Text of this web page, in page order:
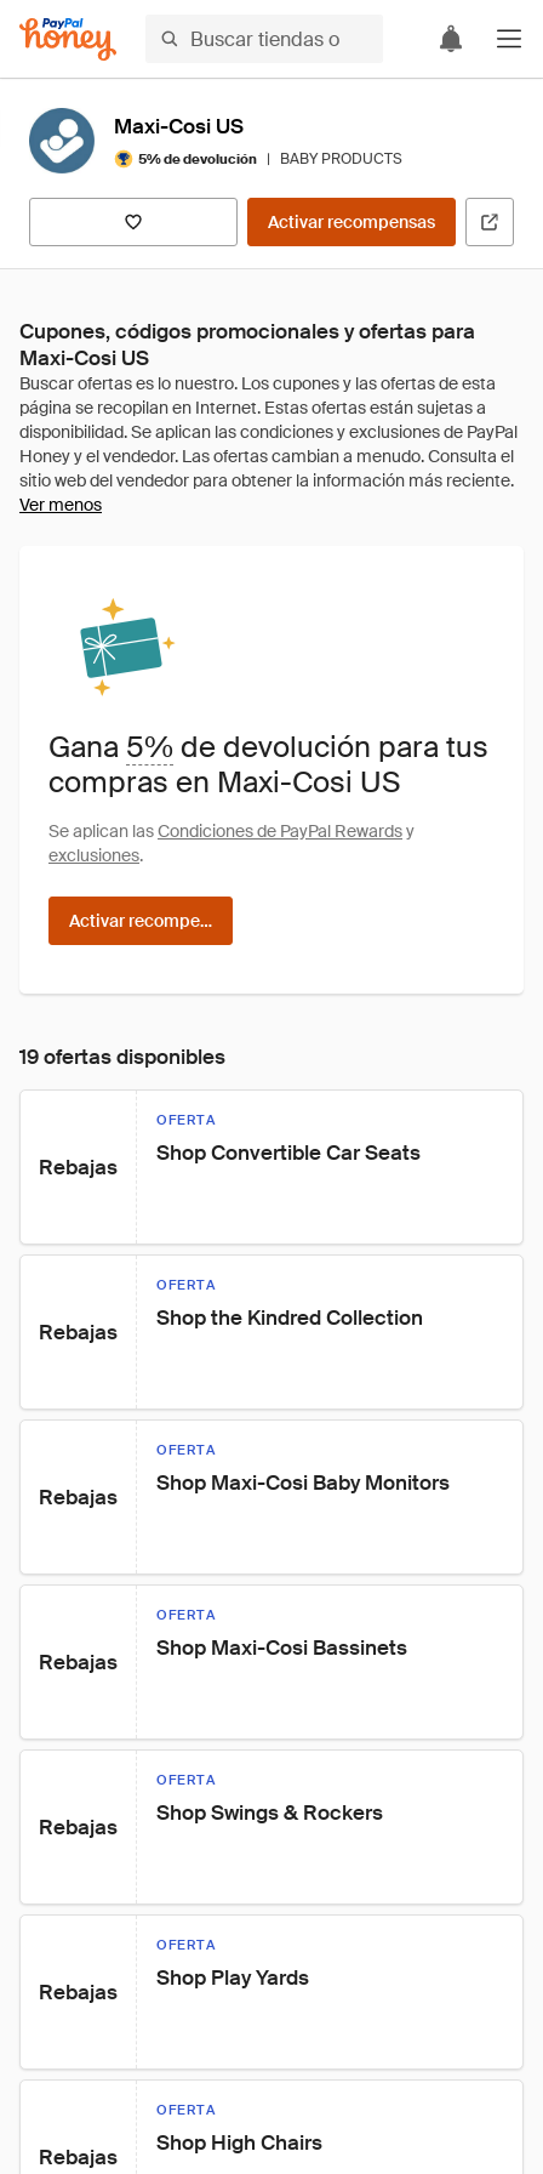
Maxi-Cosi US
5% de devolución | BABY PRODUCTS
Activar recompensas
Cupones, códigos promocionales y ofertas para
Maxi-Cosi US
Ver menos
Gana 5% de devolución para tus
compras en Maxi-Cosi US
Se aplican lasCondiciones de PayPal Rewardsy
exclusiones.
Activar recompensas
19 ofertas disponibles
Rebajas
OFERTA
Shop Convertible Car Seats
Rebajas
OFERTA
Shop the Kindred Collection
Rebajas
OFERTA
Shop Maxi-Cosi Baby Monitors
Rebajas
OFERTA
Shop Maxi-Cosi Bassinets
Rebajas
OFERTA
Shop Swings & Rockers
Rebajas
OFERTA
Shop Play Yards
Rebajas
OFERTA
Shop High Chairs